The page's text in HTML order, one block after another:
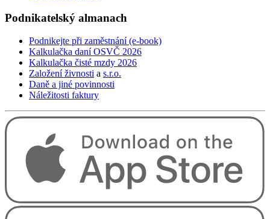
Podnikatelský almanach
Podnikejte při zaměstnání (e-book)
Kalkulačka daní OSVČ 2026
Kalkulačka čisté mzdy 2026
Založení živnosti a s.r.o.
Daně a jiné povinnosti
Náležitosti faktury